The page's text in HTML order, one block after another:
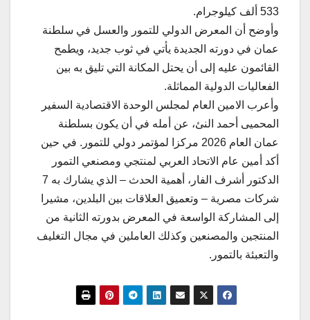
533 ألف كيلوجرام.
وأوضح أن المعرض الدولي للتمور والعسل في سلطنة
عمان في دورته الجديدة يأتي في ثوب جديد، ويطمح
القائمون عليه إلى أن يحتل المكانة التي تليق به بين
الفعاليات الدولية المماثلة.
وأعرب الامين العام لمجلس الوحدة الاقتصادية السفير
المحميى أحمد النئ، عن أمله في أن يكون بسلطنة
عمان العام 2026 مركزا لمؤتمر دولي للتمور. في حين
أكد أمين عام الاتحاد العربي لمنتجي ومصنعي التمور
الدكتور أشرف الفار، أهمية الحدث – الذي يشارك به 7
شركات مصرية – وتعميق العلاقات بين البلدين، مشيرا
إلى المشاركة الواسعة في المعرض بدورته الثانية من
المنتجين والمصنعين وكذلك العاملين في مجال التغليف
والتعبئة بالتمور.